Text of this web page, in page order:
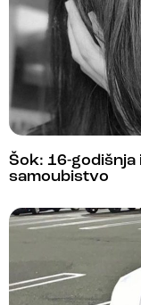
Šok: 16-
samoubistvo